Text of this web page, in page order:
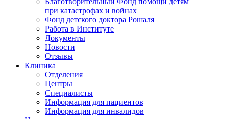
при катастрофах и войнах
Фонд детского доктора Рошаля
Работа в Институте
Документы
Новости
Отзывы
Клиника
Отделения
Центры
Специалисты
Информация для пациентов
Информация для инвалидов